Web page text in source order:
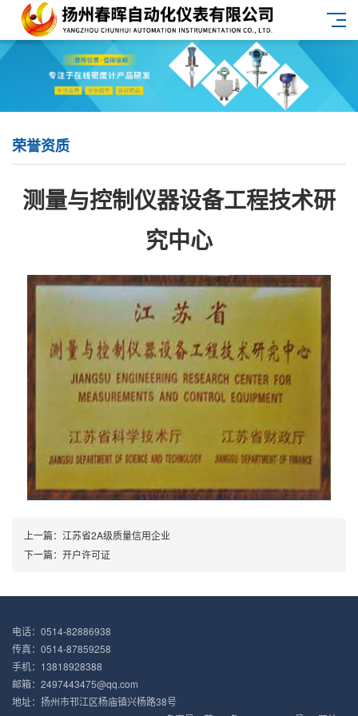
荣誉资质
测量与控制仪器设备工程技术研
究中心
上一篇： 江苏省2A级质量信用企业
下一篇： 开户许可证
电话：0514-82886938
传真：0514-87859258
手机：13818928388
邮箱：2497443475@qq.com
地址：扬州市邗江区杨庙镇兴杨路38号